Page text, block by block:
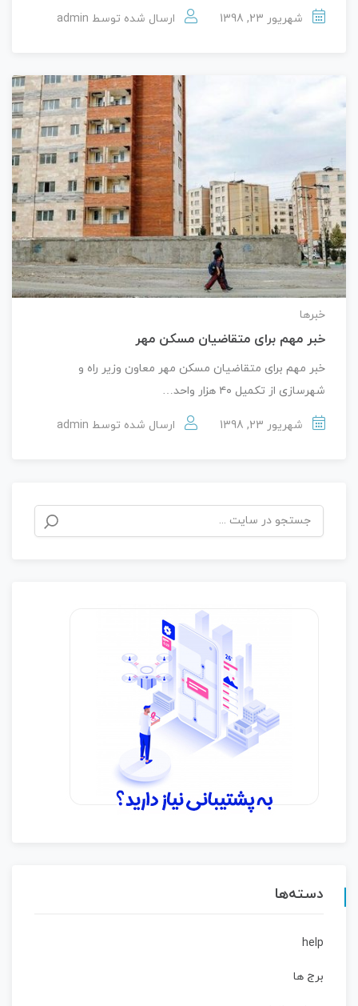
شهریور 23, 1398 ارسال شده توسط admin
خبرها
خبر مهم برای متقاضیان مسکن مهر
خبر مهم برای متقاضیان مسکن مهر معاون وزیر راه و
شهرسازی از تکمیل ۴۰ هزار واحد…
شهریور 23, 1398 ارسال شده توسط admin
دسته‌ها
help
برج ها